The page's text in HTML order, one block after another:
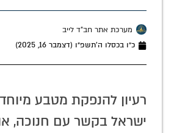
מערכת אתר חב"ד לייב
כ״ו בכסלו ה׳תשפ״ו (דצמבר 16, 2025)
רעיון להנפקת מטבע
ישראל בקשר עם חנוכה,